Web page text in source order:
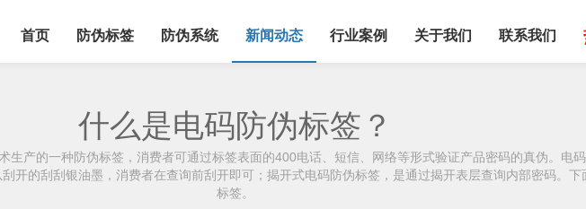
首页 防伪标签 防伪系统 新闻动态 行业案例 关于我们 联系我们
什么是电码防伪标签？
生产的一种防伪标签，消费者可通过标签表面的400电话、短信、网络等形式验证产品密码的真伪。电
开的刮刮银油墨，消费者在查询前刮开即可；揭开式电码防伪标签，是通过揭开表层查询内部密码。
标签。